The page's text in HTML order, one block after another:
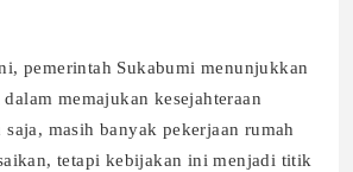
pemerintah Sukabumi menunjukkan
memajukan kesejahteraan
saja, masih banyak pekerjaan rumah
tetapi kebijakan ini menjadi titik